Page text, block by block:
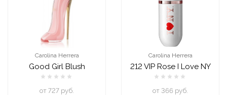
Carolina Herrera
Good Girl Blush
oт 727 руб.
Carolina Herrera
212 VIP Rose I Love NY
oт 366 руб.